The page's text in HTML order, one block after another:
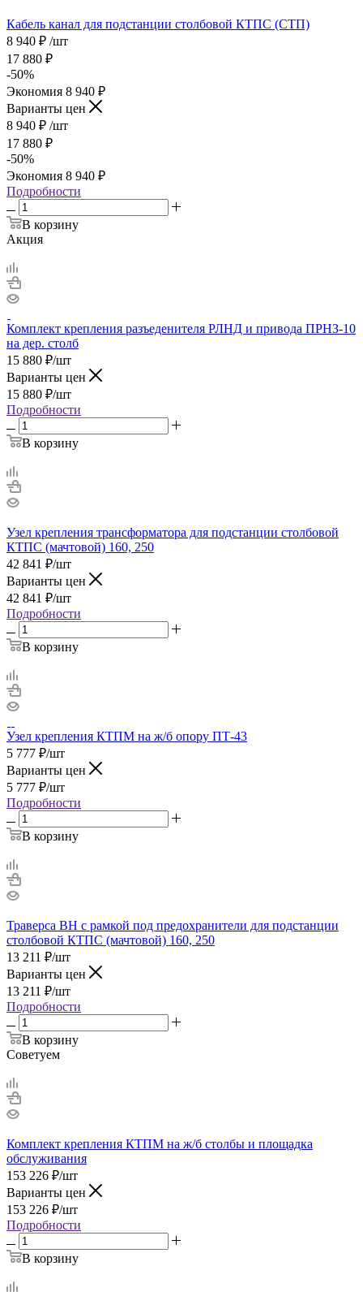
Кабель канал для подстанции столбовой КТПС (СТП)
8 940 ₽ /шт
17 880 ₽
-50%
Экономия 8 940 ₽
Варианты цен
8 940 ₽ /шт
17 880 ₽
-50%
Экономия 8 940 ₽
Подробности
В корзину
Акция
Комплект крепления разъеденителя РЛНД и привода ПРНЗ-10
на дер. столб
15 880 ₽/шт
Варианты цен
15 880 ₽/шт
Подробности
В корзину
Узел крепления трансформатора для подстанции столбовой
КТПС (мачтовой) 160, 250
42 841 ₽/шт
Варианты цен
42 841 ₽/шт
Подробности
В корзину
Узел крепления КТПМ на ж/б опору ПТ-43
5 777 ₽/шт
Варианты цен
5 777 ₽/шт
Подробности
В корзину
Траверса ВН с рамкой под предохранители для подстанции
столбовой КТПС (мачтовой) 160, 250
13 211 ₽/шт
Варианты цен
13 211 ₽/шт
Подробности
В корзину
Советуем
Комплект крепления КТПМ на ж/б столбы и площадка
обслуживания
153 226 ₽/шт
Варианты цен
153 226 ₽/шт
Подробности
В корзину